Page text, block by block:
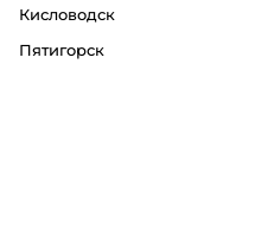
Кисловодск
Пятигорск